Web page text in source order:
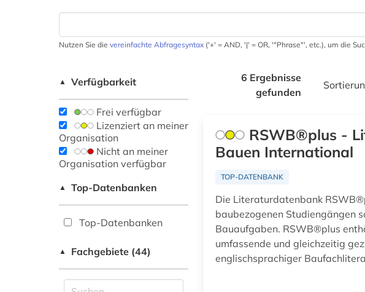
Nutzen Sie die vereinfachte Abfragesyntax ('+' = AND, '|' = OR, '"Phrase"', etc.), um die
▲ Verfügbarkeit
Frei verfügbar
Lizenziert an meiner
Organisation
Nicht an meiner
Organisation verfügbar
▲ Top-Datenbanken
Top-Datenbanken
▲ Fachgebiete (44)
6 Ergebnisse
gefunden
RSWB®plus -
Bauen International
TOP-DATENBANK
Die Literaturdatenbank
baubezogenen Studiengängen
Bauaufgaben. RSWB®plus
umfassende und gleichzeitig
englischsprachiger